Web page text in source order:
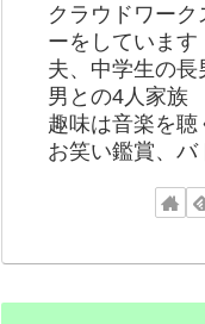
クラウドワー
ーをしています
夫、中学生の長
男との4人家族
趣味は音楽を聴
お笑い鑑賞、バ